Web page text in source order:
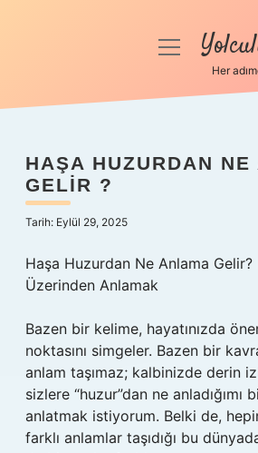
Anasayfa
Yasal Uyarı
Hakkımızda
menüyü
Her
HAŞA HUZURDAN NE
GELIR ?
Tarih: Eylül 29, 2025
Haşa Huzurdan Ne Anlama
Üzerinden Anlamak
Bazen bir kelime, hayatınızda
noktasını simgeler. Bazen bir
anlam taşımaz; kalbinizde derin
sizlere “huzur”dan ne anladığımı
anlatmak istiyorum. Belki de,
farklı anlamlar taşıdığı bu